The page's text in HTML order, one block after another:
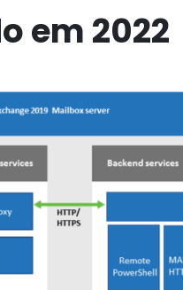
em 2022